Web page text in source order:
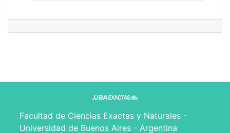
Facultad de Ciencias Exactas y Naturales -
Universidad de Buenos Aires - Argentina